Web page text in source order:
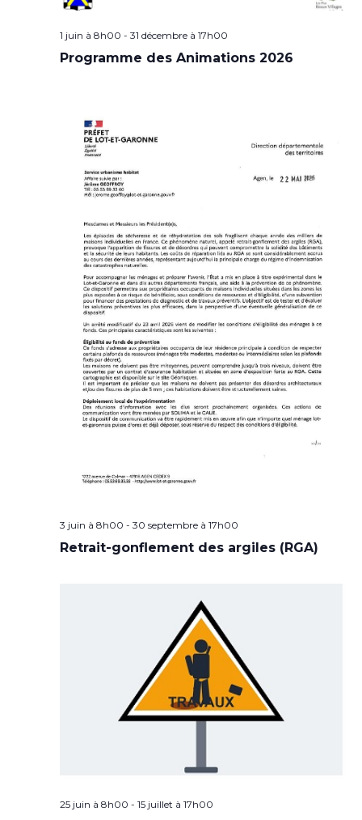
1 juin à 8h00 - 31 décembre à 17h00
Programme des Animations 2026
3 juin à 8h00 - 30 septembre à 17h00
Retrait-gonflement des argiles (RGA)
25 juin à 8h00 - 15 juillet à 17h00